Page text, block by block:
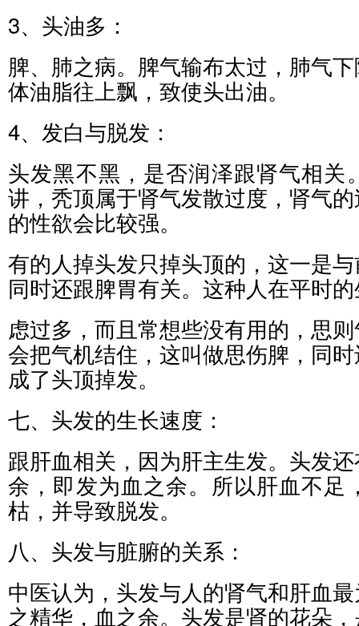
3、头油多：
脾、肺之病。脾气输布太过，肺气
体油脂往上飘，致使头出油。
4、发白与脱发：
头发黑不黑，是否润泽跟肾气相关
讲，秃顶属于肾气发散过度，肾气
的性欲会比较强。
有的人掉头发只掉头顶的，这一是
同时还跟脾胃有关。这种人在平时
虑过多，而且常想些没有用的，思
会把气机结住，这叫做思伤脾，同
成了头顶掉发。
七、头发的生长速度：
跟肝血相关，因为肝主生发。头发
余，即发为血之余。所以肝血不足
枯，并导致脱发。
八、头发与脏腑的关系：
中医认为，头发与人的肾气和肝血
之精华，血之余。头发是肾的花朵